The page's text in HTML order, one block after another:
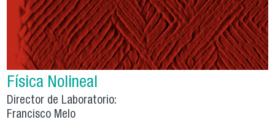
Física Nolineal
Director de Laboratorio:
Francisco Melo